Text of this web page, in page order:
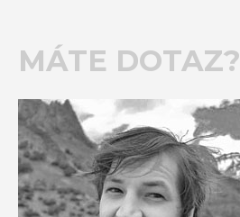
MÁTE DOTAZ?